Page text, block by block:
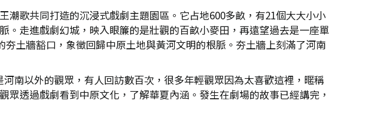
歌共同打造的沉浸式戲劇主題園區。它占地600多畝，有21個大大小小
走進戲劇幻城，映入眼簾的是壯觀的百畝小麥田，再遠望過去是一座單
土牆豁口，象徵回歸中原土地與黃河文明的根脈。夯土牆上刻滿了河南
南以外的觀眾，有人回訪數百次，很多年輕觀眾因為太喜歡這裡，暱稱
透過戲劇看到中原文化，了解華夏內涵。發生在劇場的故事已經講完，